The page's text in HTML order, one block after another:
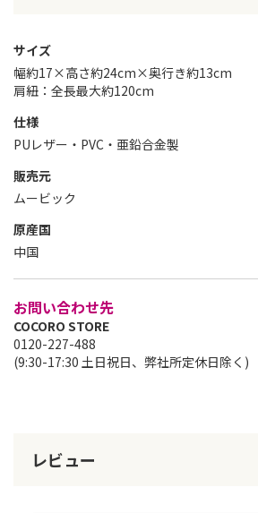
サイズ
幅約17×高さ約24cm×奥行き約13cm
肩紐：全長最大約120cm
仕様
PUレザー・PVC・亜鉛合金製
販売元
ムービック
原産国
中国
お問い合わせ先
COCORO STORE
0120-227-488
(9:30-17:30 土日祝日、弊社所定休日除く)
レビュー